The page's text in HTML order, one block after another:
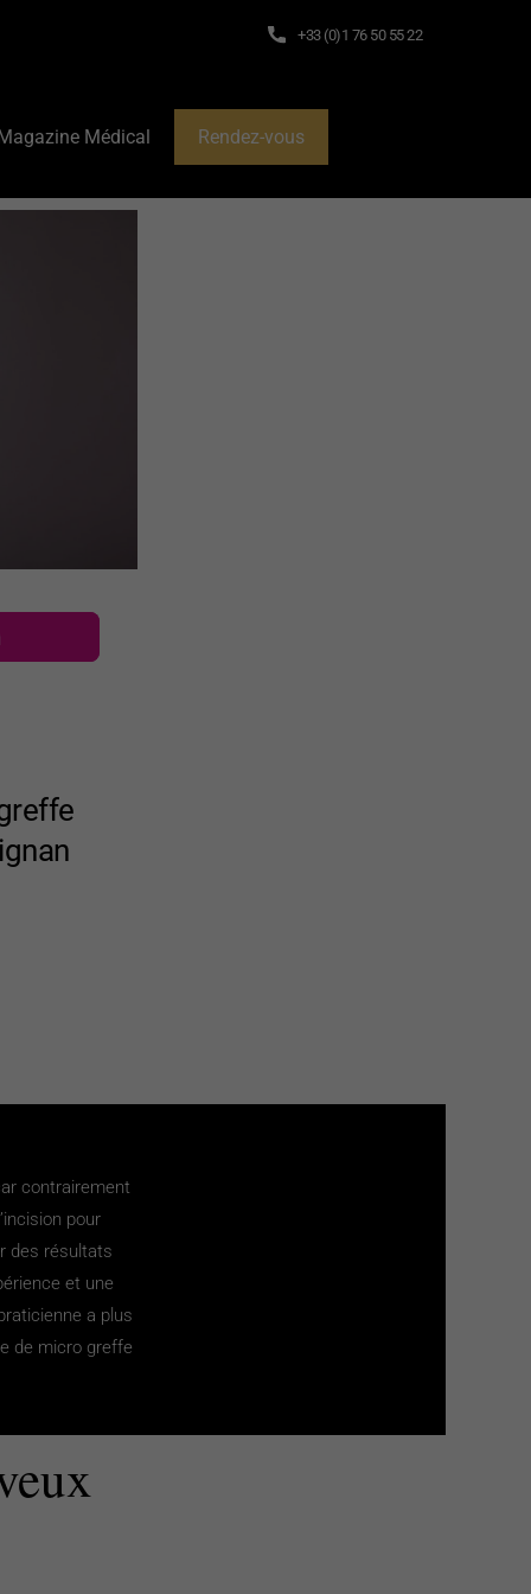
+33 (0)1 76 50 55 22
Médical Rendez-vous
contrairement
pour
des résultats
et une
a plus
de micro greffe